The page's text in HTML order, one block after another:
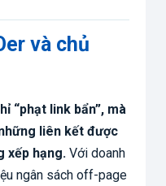
và chủ
“phạt link bẩn”, mà
liên kết được
xếp hạng. Với doanh
ngân sách off-page